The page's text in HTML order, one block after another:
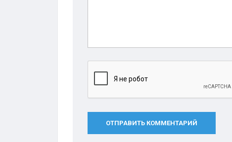
ОТПРАВИТЬ КОММЕНТАРИЙ